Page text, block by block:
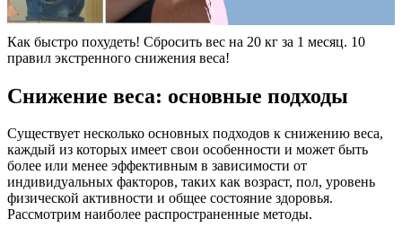
Как быстро похудеть! Сбросить вес на 20 кг за 1 месяц. 10
правил экстренного снижения веса!
Снижение веса: основные подходы
Существует несколько основных подходов к снижению веса,
каждый из которых имеет свои особенности и может быть
более или менее эффективным в зависимости от
индивидуальных факторов, таких как возраст, пол, уровень
физической активности и общее состояние здоровья.
Рассмотрим наиболее распространенные методы.